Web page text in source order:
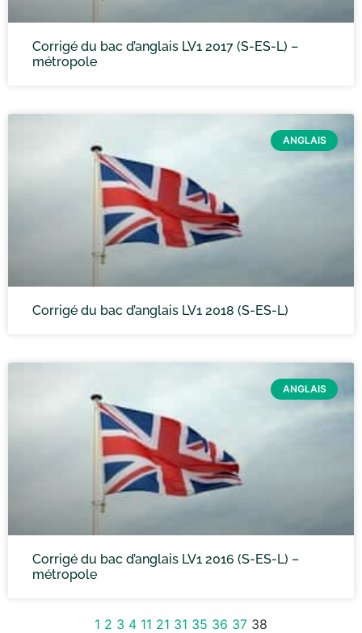
Corrigé du bac d’anglais LV1 2017 (S-ES-L) –
métropole
ANGLAIS
Corrigé du bac d’anglais LV1 2018 (S-ES-L)
ANGLAIS
Corrigé du bac d’anglais LV1 2016 (S-ES-L) –
métropole
1 2 3 4 11 21 31 35 36 37 38